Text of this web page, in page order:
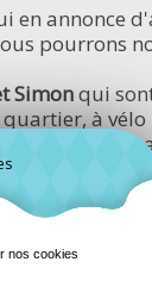
en annonce
pourrons
Simonqui
à vélo
répertoire
qui ont
nous
qui
nos cookies